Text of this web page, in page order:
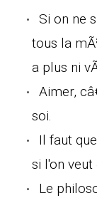
Si on ne
tous la
a plus ni
Aimer,
soi.
Il faut
si l'on
Le